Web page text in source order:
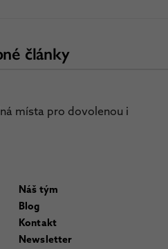
články
místa pro dovolenou i
Náš tým
Blog
Kontakt
Newsletter